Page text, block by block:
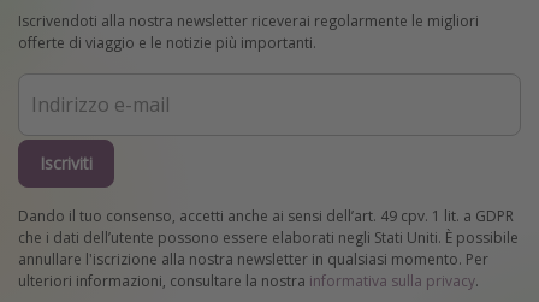
Iscrivendoti alla nostra newsletter riceverai regolarmente le migliori
offerte di viaggio e le notizie più importanti.
Iscriviti
Dando il tuo consenso, accetti anche ai sensi dell’art. 49 cpv. 1 lit. a GDPR
che i dati dell’utente possono essere elaborati negli Stati Uniti. È possibile
annullare l'iscrizione alla nostra newsletter in qualsiasi momento. Per
ulteriori informazioni, consultare la nostra informativa sulla privacy.